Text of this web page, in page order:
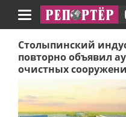
Навигация
Столыпинский
повторно объявил
очистных